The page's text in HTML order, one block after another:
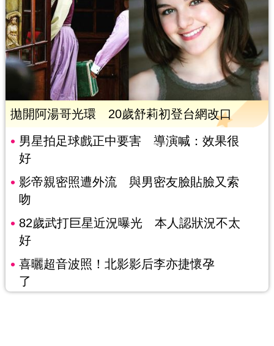
拋開阿湯哥光環 20歲舒莉初登台網改口
男星拍足球戲正中要害 導演喊：效果很
好
影帝親密照遭外流 與男密友臉貼臉又索
吻
82歲武打巨星近況曝光 本人認狀況不太
好
喜曬超音波照！北影影后李亦捷懷孕
了